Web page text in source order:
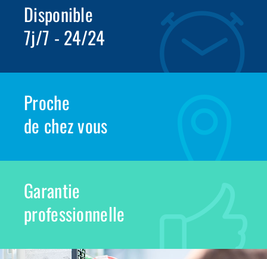
Disponible
7j/7 - 24/24
Proche
de chez vous
Garantie
professionnelle